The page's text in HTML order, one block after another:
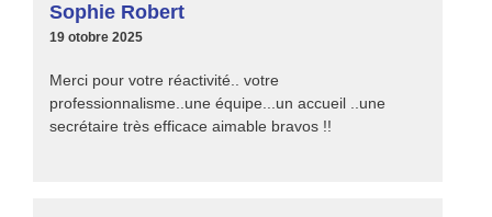
Sophie Robert
19 otobre 2025
Merci pour votre réactivité.. votre
professionnalisme..une équipe...un accueil ..une
secrétaire très efficace aimable bravos !!